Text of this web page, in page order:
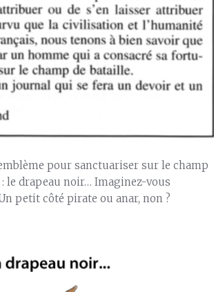
pour sanctuariser sur le champ
le drapeau noir… Imaginez-vous
petit côté pirate ou anar, non ?